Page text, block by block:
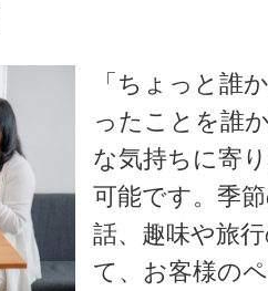
「ちょっと誰
ったことを誰
な気持ちに寄
可能です。季
話、趣味や旅
て、お客様の